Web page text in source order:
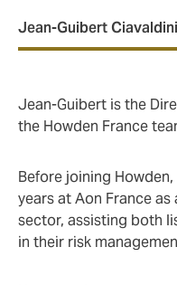
Jean-Guibert Ciavaldini
Jean-Guibert is the
the Howden France
Before joining
years at Aon France
sector, assisting both
in their risk